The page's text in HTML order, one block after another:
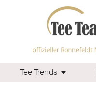
Tee Trends